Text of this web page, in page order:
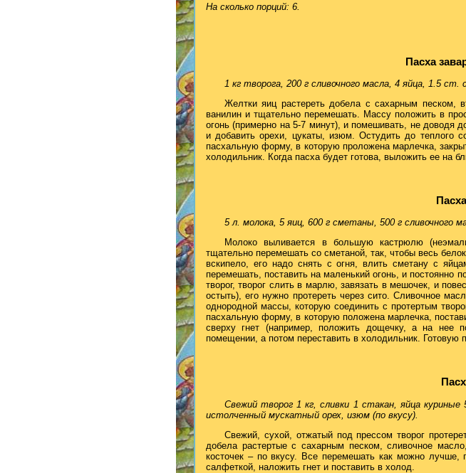
На сколько порций: 6.
Пасха
1 кг творога, 200 г сливочного масла, 4 яйца, 1.5
Желтки яиц растереть добела с сахарным песком,
ванилин и тщательно перемешать. Массу положить в
огонь (примерно на 5-7 минут), и помешивать, не доводя
и добавить орехи, цукаты, изюм. Остудить до теплого
пасхальную форму, в которую проложена марлечка,
холодильник. Когда пасха будет готова, выложить ее на
5 л. молока, 5 яиц, 600 г сметаны, 500 г сливочного
Молоко выливается в большую кастрюлю
тщательно перемешать со сметаной, так, чтобы весь
вскипело, его надо снять с огня, влить сметану с
перемешать, поставить на маленький огонь, и постоянно
творог, творог слить в марлю, завязать в мешочек, и
остыть), его нужно протереть через сито. Сливочное
однородной массы, которую соединить с протертым
пасхальную форму, в которую положена марлечка,
сверху гнет (например, положить дощечку, а на нее
помещении, а потом переставить в холодильник.
Свежий творог 1 кг, сливки 1 стакан, яйца куриные
истолченный мускатный орех, изюм (по вкусу).
Свежий, сухой, отжатый под прессом творог
добела растертые с сахарным песком, сливочное
косточек – по вкусу. Все перемешать как можно
салфеткой, наложить гнет и поставить в холод.